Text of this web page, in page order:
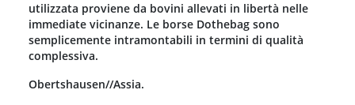
utilizzata proviene da bovini allevati in libertà nelle
immediate vicinanze. Le borse Dothebag sono
semplicemente intramontabili in termini di qualità
complessiva.
Obertshausen//Assia.